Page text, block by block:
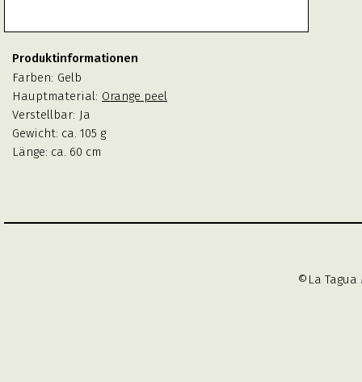
Produktinformationen
Farben: Gelb
Hauptmaterial: Orange peel
Verstellbar: Ja
Gewicht: ca. 105 g
Länge: ca. 60 cm
©La Tagua